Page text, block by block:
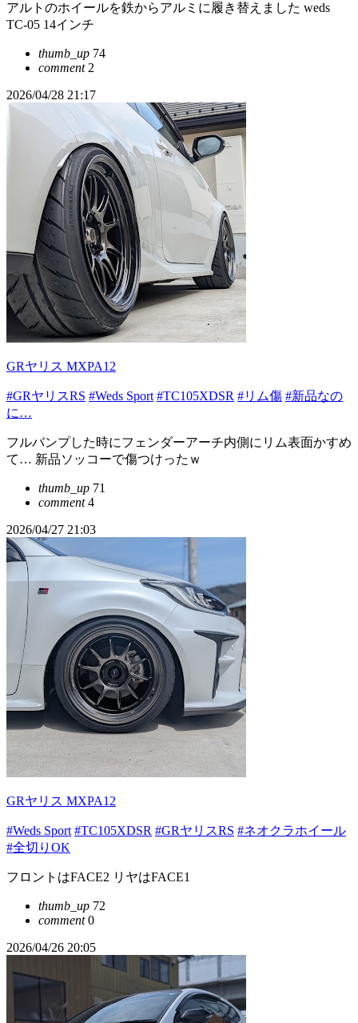
アルトのホイールを鉄からアルミに履き替えました weds
TC-05 14インチ
thumb_up 74
comment2
2026/04/28 21:17
GRヤリス MXPA12
#GRヤリスRS #Weds Sport #TC105XDSR #リム傷 #新品なの
に…
フルバンプした時にフェンダーアーチ内側にリム表面かすめ
て… 新品ソッコーで傷つけったｗ
thumb_up 71
comment4
2026/04/27 21:03
GRヤリス MXPA12
#Weds Sport #TC105XDSR #GRヤリスRS #ネオクラホイール
#全切りOK
フロントはFACE2 リヤはFACE1
thumb_up 72
comment0
2026/04/26 20:05